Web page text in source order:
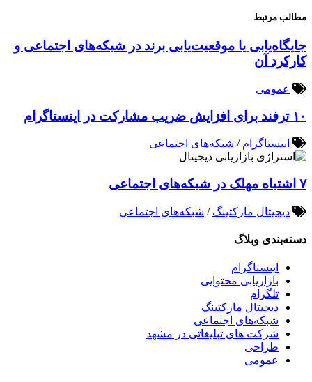
مطالب مرتبط
جایگاه‌یابی یا موقعیت‌یابی برند در شبکه‌های اجتماعی و
کارکرد آن
عمومی
۱۰ ترفند برای افزایش ضریب مشارکت در اینستاگرام
اینستاگرام / شبکه‌های اجتماعی
۷ اشتباه مهلک در شبکه‌های اجتماعی
دیجیتال مارکتینگ / شبکه‌های اجتماعی
دسته‌بندی وبلاگ
اینستاگرام
بازاریابی محتوایی
تلگرام
دیجیتال مارکتینگ
شبکه‌های اجتماعی
شرکت های تبلیغاتی در مشهد
طراحی
عمومی